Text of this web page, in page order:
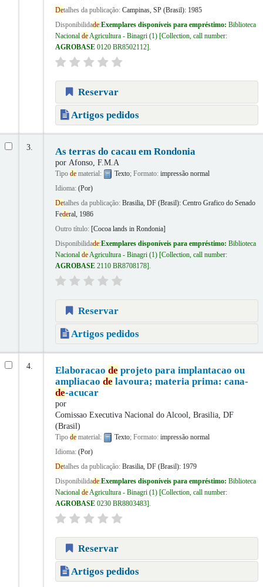
Detalhes da publicação: Campinas, SP (Brasil): 1985
Disponibilidade:Exemplares disponíveis para empréstimo: Biblioteca
Nacional deAgricultura - Binagri(1) Collection, call number:
AGROBASE 0120 BR8502112 .
Reservar
Artigos pedidos
3. As terras do cacau em Rondonia
por Afonso, F.M.A
Tipo dematerial: Texto; Formato: impressão normal
Idioma: (Por)
Detalhes da publicação: Brasilia, DF (Brasil): Centro Grafico do Senado
Federal, 1986
Outro título: [Cocoa lands in Rondonia]
Disponibilidade:Exemplares disponíveis para empréstimo: Biblioteca
Nacional deAgricultura - Binagri(1) Collection, call number:
AGROBASE 2110 BR8708178 .
Reservar
Artigos pedidos
4. Elaboracao de projeto para implantacao ou
ampliacao de lavoura; materia prima: cana-
de-acucar
por
Comissao Executiva Nacional do Alcool, Brasilia, DF
(Brasil)
Tipo dematerial: Texto; Formato: impressão normal
Idioma: (Por)
Detalhes da publicação: Brasilia, DF (Brasil): 1979
Disponibilidade:Exemplares disponíveis para empréstimo: Biblioteca
Nacional deAgricultura - Binagri(1) Collection, call number:
AGROBASE 0230 BR8803483 .
Reservar
Artigos pedidos